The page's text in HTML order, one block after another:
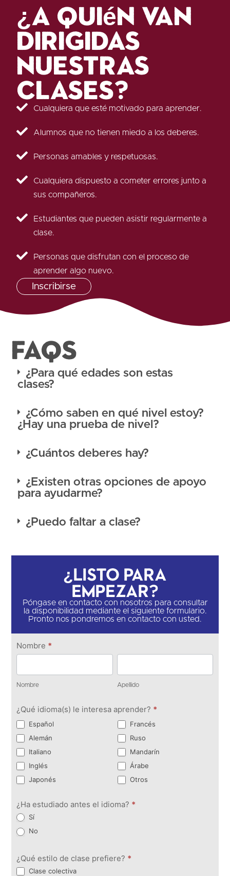
¿A quién van
dirigidas
nuestras
clases?
Cualquiera que esté motivado para aprender.
Alumnos que no tienen miedo a los deberes.
Personas amables y respetuosas.
Cualquiera dispuesto a cometer errores junto a
sus compañeros.
Estudiantes que pueden asistir regularmente a
clase.
Personas que disfrutan con el proceso de
aprender algo nuevo.
Inscribirse
FAQS
¿Para qué edades son estas
clases?
¿Cómo saben en qué nivel estoy?
¿Hay una prueba de nivel?
¿Cuántos deberes hay?
¿Existen otras opciones de apoyo
para ayudarme?
¿Puedo faltar a clase?
¿Listo para
empezar?
Póngase en contacto con nosotros para consultar
la disponibilidad mediante el siguiente formulario.
Pronto nos pondremos en contacto con usted.
Ponte en
contacto
Nombre *
Nombre Apellido
¿Qué idioma(s) le interesa aprender? *
Español
Francés
Alemán
Ruso
Italiano
Mandarín
Inglés
Árabe
Japonés
Otros
¿Ha estudiado antes el idioma? *
Sí
No
¿Qué estilo de clase prefiere? *
Clase colectiva